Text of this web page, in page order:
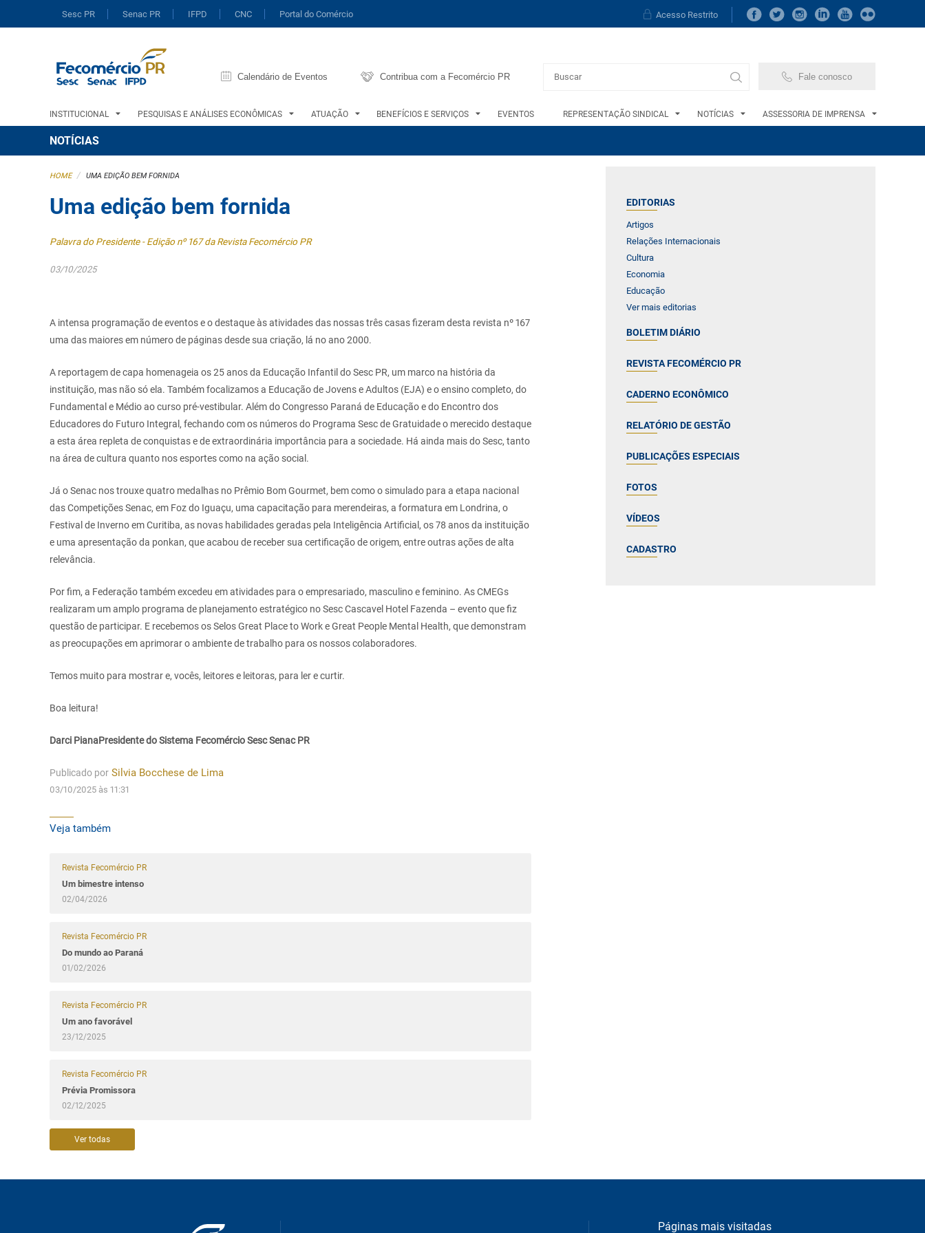
Sesc PR Senac PR IFPD CNC Portal do Comércio Acesso Restrito
Calendário de Eventos Contribua com a Fecomércio PR Fale conosco
INSTITUCIONAL PESQUISAS E ANÁLISES ECONÔMICAS ATUAÇÃO BENEFÍCIOS E SERVIÇOS EVENTOS REPRESENTAÇÃO SINDICAL NOTÍCIAS ASSESSORIA DE IMPRENSA
NOTÍCIAS
EDITORIAS
Artigos
Relações Internacionais
Cultura
Economia
Educação
Ver mais editorias
BOLETIM DIÁRIO
REVISTA FECOMÉRCIO PR
CADERNO ECONÔMICO
RELATÓRIO DE GESTÃO
PUBLICAÇÕES ESPECIAIS
FOTOS
VÍDEOS
CADASTRO
HOME / UMA EDIÇÃO BEM FORNIDA
Uma edição bem fornida
Palavra do Presidente - Edição nº 167 da Revista Fecomércio PR
03/10/2025
A intensa programação de eventos e o destaque às atividades das nossas trêscasas fizeram desta revista nº 167
uma das maiores em número de páginasdesde sua criação, lá no ano 2000.
A reportagem de capa homenageia os 25 anos da Educação Infantil do Sesc PR, um marco na história da
instituição, mas não só ela. Também focalizamos a Educação de Jovens e Adultos (EJA) e o ensino completo, do
Fundamental e Médio ao curso pré-vestibular. Além do Congresso Paraná de Educação e do Encontro dos
Educadores do Futuro Integral, fechando com os números do Programa Sesc de Gratuidade o merecido destaque
a esta área repleta de conquistas e de extraordinária importância para a sociedade. Há ainda mais do Sesc, tanto
na área de cultura quanto nos esportes como na ação social.
Já o Senac nos trouxe quatro medalhas no Prêmio Bom Gourmet, bem como o simulado para a etapa nacional
das Competições Senac, em Foz do Iguaçu, uma capacitação para merendeiras, a formatura em Londrina, o
Festival de Inverno em Curitiba, as novas habilidades geradas pela Inteligência Artificial, os 78 anos da instituição
e uma apresentação da ponkan, que acabou de receber sua certificação de origem, entre outras ações de alta
relevância.
Por fim, a Federação também excedeu em atividades para o empresariado, masculino e feminino. As CMEGs
realizaram um amplo programa de planejamento estratégico no Sesc Cascavel Hotel Fazenda – evento que fiz
questão de participar. E recebemos os Selos Great Place to Work e Great People Mental Health, que demonstram
as preocupações em aprimorar o ambiente de trabalho para os nossos colaboradores.
Temos muito para mostrar e, vocês, leitores e leitoras, para ler e curtir.
Boa leitura!
Darci PianaPresidente do Sistema Fecomércio Sesc Senac PR
Publicado por Silvia Bocchese de Lima
03/10/2025 às 11:31
Veja também
Revista Fecomércio PR
Um bimestre intenso
02/04/2026
Revista Fecomércio PR
Do mundo ao Paraná
01/02/2026
Revista Fecomércio PR
Um ano favorável
23/12/2025
Revista Fecomércio PR
Prévia Promissora
02/12/2025
Ver todas
Páginas mais visitadas